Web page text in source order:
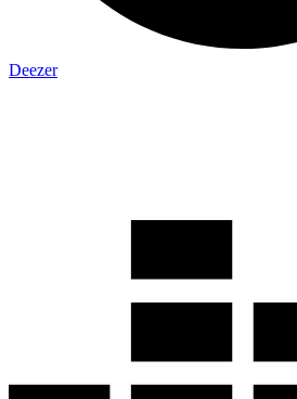
Deezer